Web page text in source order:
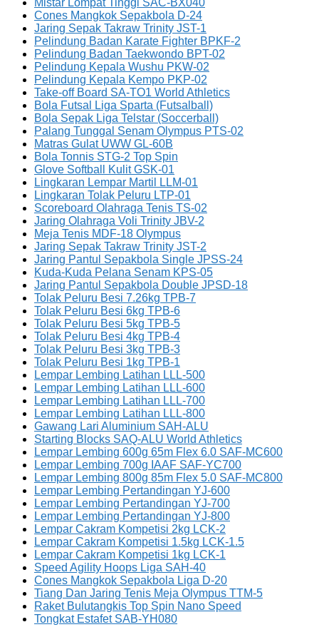
Mistar Lompat Tinggi SAC-BX040
Cones Mangkok Sepakbola D-24
Jaring Sepak Takraw Trinity JST-1
Pelindung Badan Karate Fighter BPKF-2
Pelindung Badan Taekwondo BPT-02
Pelindung Kepala Wushu PKW-02
Pelindung Kepala Kempo PKP-02
Take-off Board SA-TO1 World Athletics
Bola Futsal Liga Sparta (Futsalball)
Bola Sepak Liga Telstar (Soccerball)
Palang Tunggal Senam Olympus PTS-02
Matras Gulat UWW GL-60B
Bola Tonnis STG-2 Top Spin
Glove Softball Kulit GSK-01
Lingkaran Lempar Martil LLM-01
Lingkaran Tolak Peluru LTP-01
Scoreboard Olahraga Tenis TS-02
Jaring Olahraga Voli Trinity JBV-2
Meja Tenis MDF-18 Olympus
Jaring Sepak Takraw Trinity JST-2
Jaring Pantul Sepakbola Single JPSS-24
Kuda-Kuda Pelana Senam KPS-05
Jaring Pantul Sepakbola Double JPSD-18
Tolak Peluru Besi 7.26kg TPB-7
Tolak Peluru Besi 6kg TPB-6
Tolak Peluru Besi 5kg TPB-5
Tolak Peluru Besi 4kg TPB-4
Tolak Peluru Besi 3kg TPB-3
Tolak Peluru Besi 1kg TPB-1
Lempar Lembing Latihan LLL-500
Lempar Lembing Latihan LLL-600
Lempar Lembing Latihan LLL-700
Lempar Lembing Latihan LLL-800
Gawang Lari Aluminium SAH-ALU
Starting Blocks SAQ-ALU World Athletics
Lempar Lembing 600g 65m Flex 6.0 SAF-MC600
Lempar Lembing 700g IAAF SAF-YC700
Lempar Lembing 800g 85m Flex 5.0 SAF-MC800
Lempar Lembing Pertandingan YJ-600
Lempar Lembing Pertandingan YJ-700
Lempar Lembing Pertandingan YJ-800
Lempar Cakram Kompetisi 2kg LCK-2
Lempar Cakram Kompetisi 1.5kg LCK-1.5
Lempar Cakram Kompetisi 1kg LCK-1
Speed Agility Hoops Liga SAH-40
Cones Mangkok Sepakbola Liga D-20
Tiang Dan Jaring Tenis Meja Olympus TTM-5
Raket Bulutangkis Top Spin Nano Speed
Tongkat Estafet SAB-YH080